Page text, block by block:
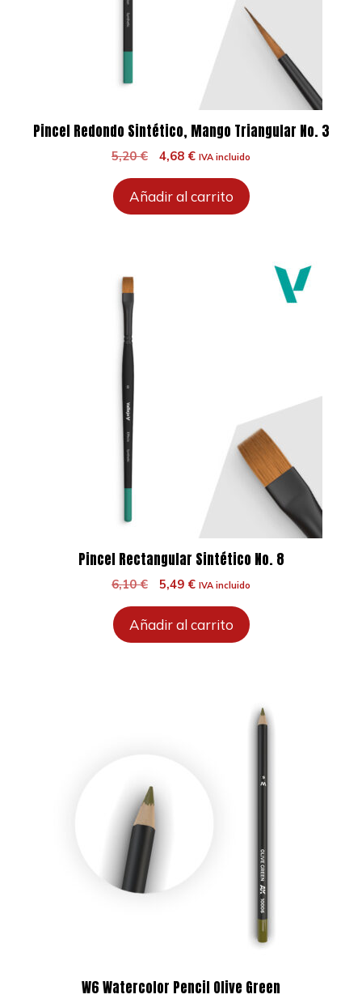
Pincel Redondo Sintético, Mango Triangular No. 3
5,20€
El
original
era:
4,68 €El
actual
es:
IVA incluido
Añadir al carrito
Pincel Rectangular Sintético No. 8
6,10€
El
original
era:
5,49 €El
actual
es:
IVA incluido
Añadir al carrito
W6 Watercolor Pencil Olive Green